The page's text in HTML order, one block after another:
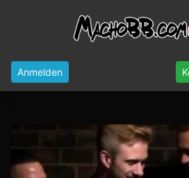
Anmelden